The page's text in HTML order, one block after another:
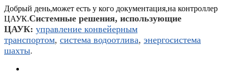
Добрый день,может есть у кого документация,на контроллер
ЦАУК.Системные решения, использующие
ЦАУК: управление конвейерным
транспортом, система водоотлива, энергосистема
шахты.